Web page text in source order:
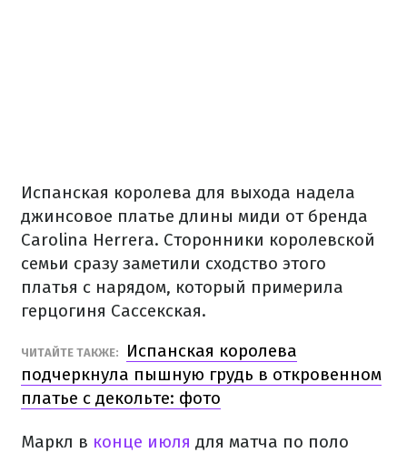
Испанская королева для выхода надела
джинсовое платье длины миди от бренда
Carolina Herrera. Сторонники королевской
семьи сразу заметили сходство этого
платья с нарядом, который примерила
герцогиня Сассекская.
ЧИТАЙТЕ ТАКЖЕ:
Испанская королева
подчеркнула пышную грудь в откровенном
платье с декольте: фото
Маркл в конце июля для матча по поло